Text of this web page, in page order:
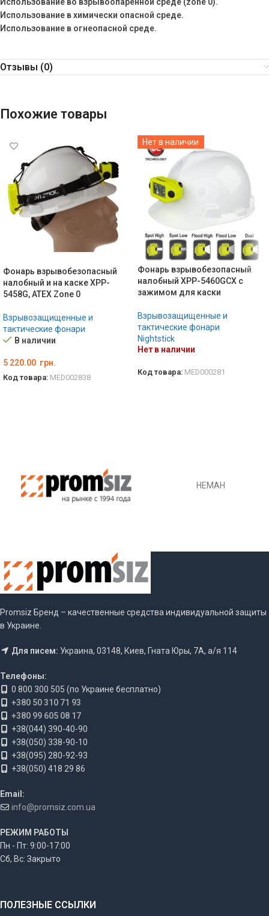
Использование в химически опасной среде.
Использование в огнеопасной среде.
Отзывы (0)
Похожие товары
Фонарь взрывобезопасный
налобный и на каске XPP-
5458G, ATEX Zone 0
Взрывозащищенные и
тактические фонари
В наличии
5 220.00 грн.
Код товара: MED002838
Нет в наличии
Фонарь взрывобезопасный
налобный XPP-5460GCX с
зажимом для каски
Взрывозащищенные и
тактические фонари
Nightstick
Нет в наличии
Код товара: MED000281
НЕМАН
Promsiz Бренд – качественные средства индивидуальной защиты
в Украине.
Для писем: Украина, 03148, Киев, Гната Юры, 7А, а/я 114
Телефоны:
0 800 300 505 (по Украине бесплатно)
+380 50 310 71 93
+380 99 605 08 17
+38(044) 390-40-90
+38(050) 338-90-10
+38(095) 280-92-93
+38(050) 418 29 86
Email:
info@promsiz.com.ua
РЕЖИМ РАБОТЫ
Пн - Пт: 9:00-17:00
Сб, Вс: Закрыто
ПОЛЕЗНЫЕ ССЫЛКИ